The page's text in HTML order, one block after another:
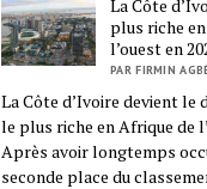
La Côte
plus riche
l’ouest en
PAR FIRMIN
La Côte d’Ivoire devient le
le plus riche en Afrique de
Après avoir longtemps
seconde place du